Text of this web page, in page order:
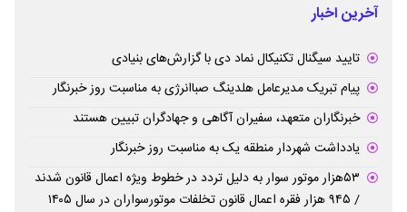
آخرین اخبار
تایید سیگنال تکنیکال نماد دی با گزارش‌های بنیادی
پیام تبریک مدیرعامل هلدینگ صباانرژی به مناسبت روز خبرنگار
خبرنگاران متعهد، سفیران آگاهی و جهادگران تبیین هستند
یادداشت شهردار منطقه یک به مناسبت روز خبرنگار
۵۳هزار موتور سوار به دلیل تردد در خطوط ویژه اعمال قانون شدند
/ ۹۴۵ هزار فقره اعمال قانون تخلفات موتورسواران در سال ۱۴۰۵